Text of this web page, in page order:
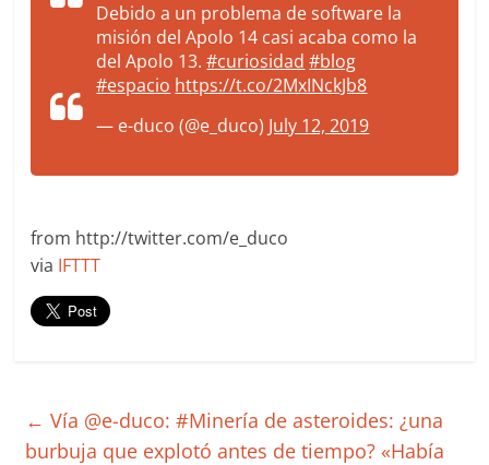
Debido a un problema de software la
misión del Apolo 14 casi acaba como la
del Apolo 13.#curiosidad #blog
#espacio https://t.co/2MxINckJb8
— e-duco (@e_duco) July 12, 2019
from http://twitter.com/e_duco
via IFTTT
← Vía @e-duco: #Minería de asteroides: ¿una
burbuja que explotó antes de tiempo? «Había